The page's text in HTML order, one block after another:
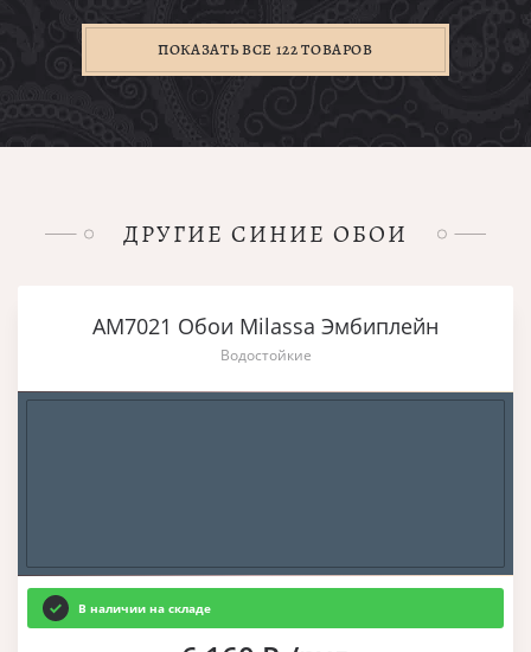
ПОКАЗАТЬ ВСЕ 122 ТОВАРОВ
ДРУГИЕ СИНИЕ ОБОИ
AM7021 Обои Milassa Эмбиплейн
Водостойкие
В наличии на складе